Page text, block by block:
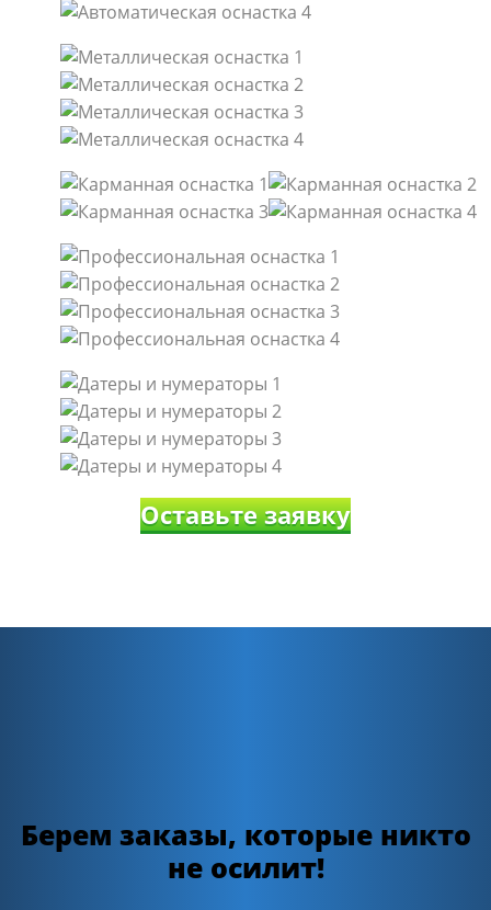
Оставьте заявку
Берем заказы, которые никто
не осилит!